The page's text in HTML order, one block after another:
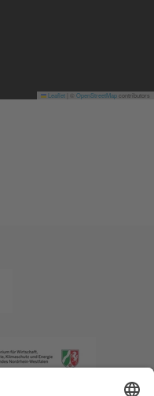
Leaflet OpenStreetMapcontributors